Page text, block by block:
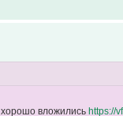
хорошо вложились https://